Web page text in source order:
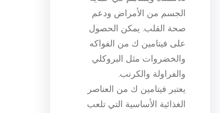
الجسم من الأمراض ودعم
صحة القلب. يمكن الحصول
على فيتامين ك من الفواكه
والخضروات مثل البروكلي
والفراولة والكرنب.
يعتبر فيتامين ك من العناصر
الغذائية الأساسية التي تلعب